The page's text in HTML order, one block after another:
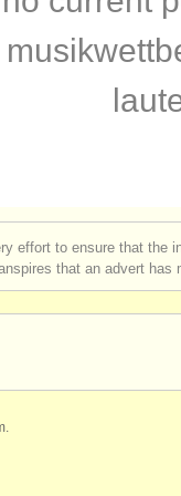
effort to ensure that the
that an advert has